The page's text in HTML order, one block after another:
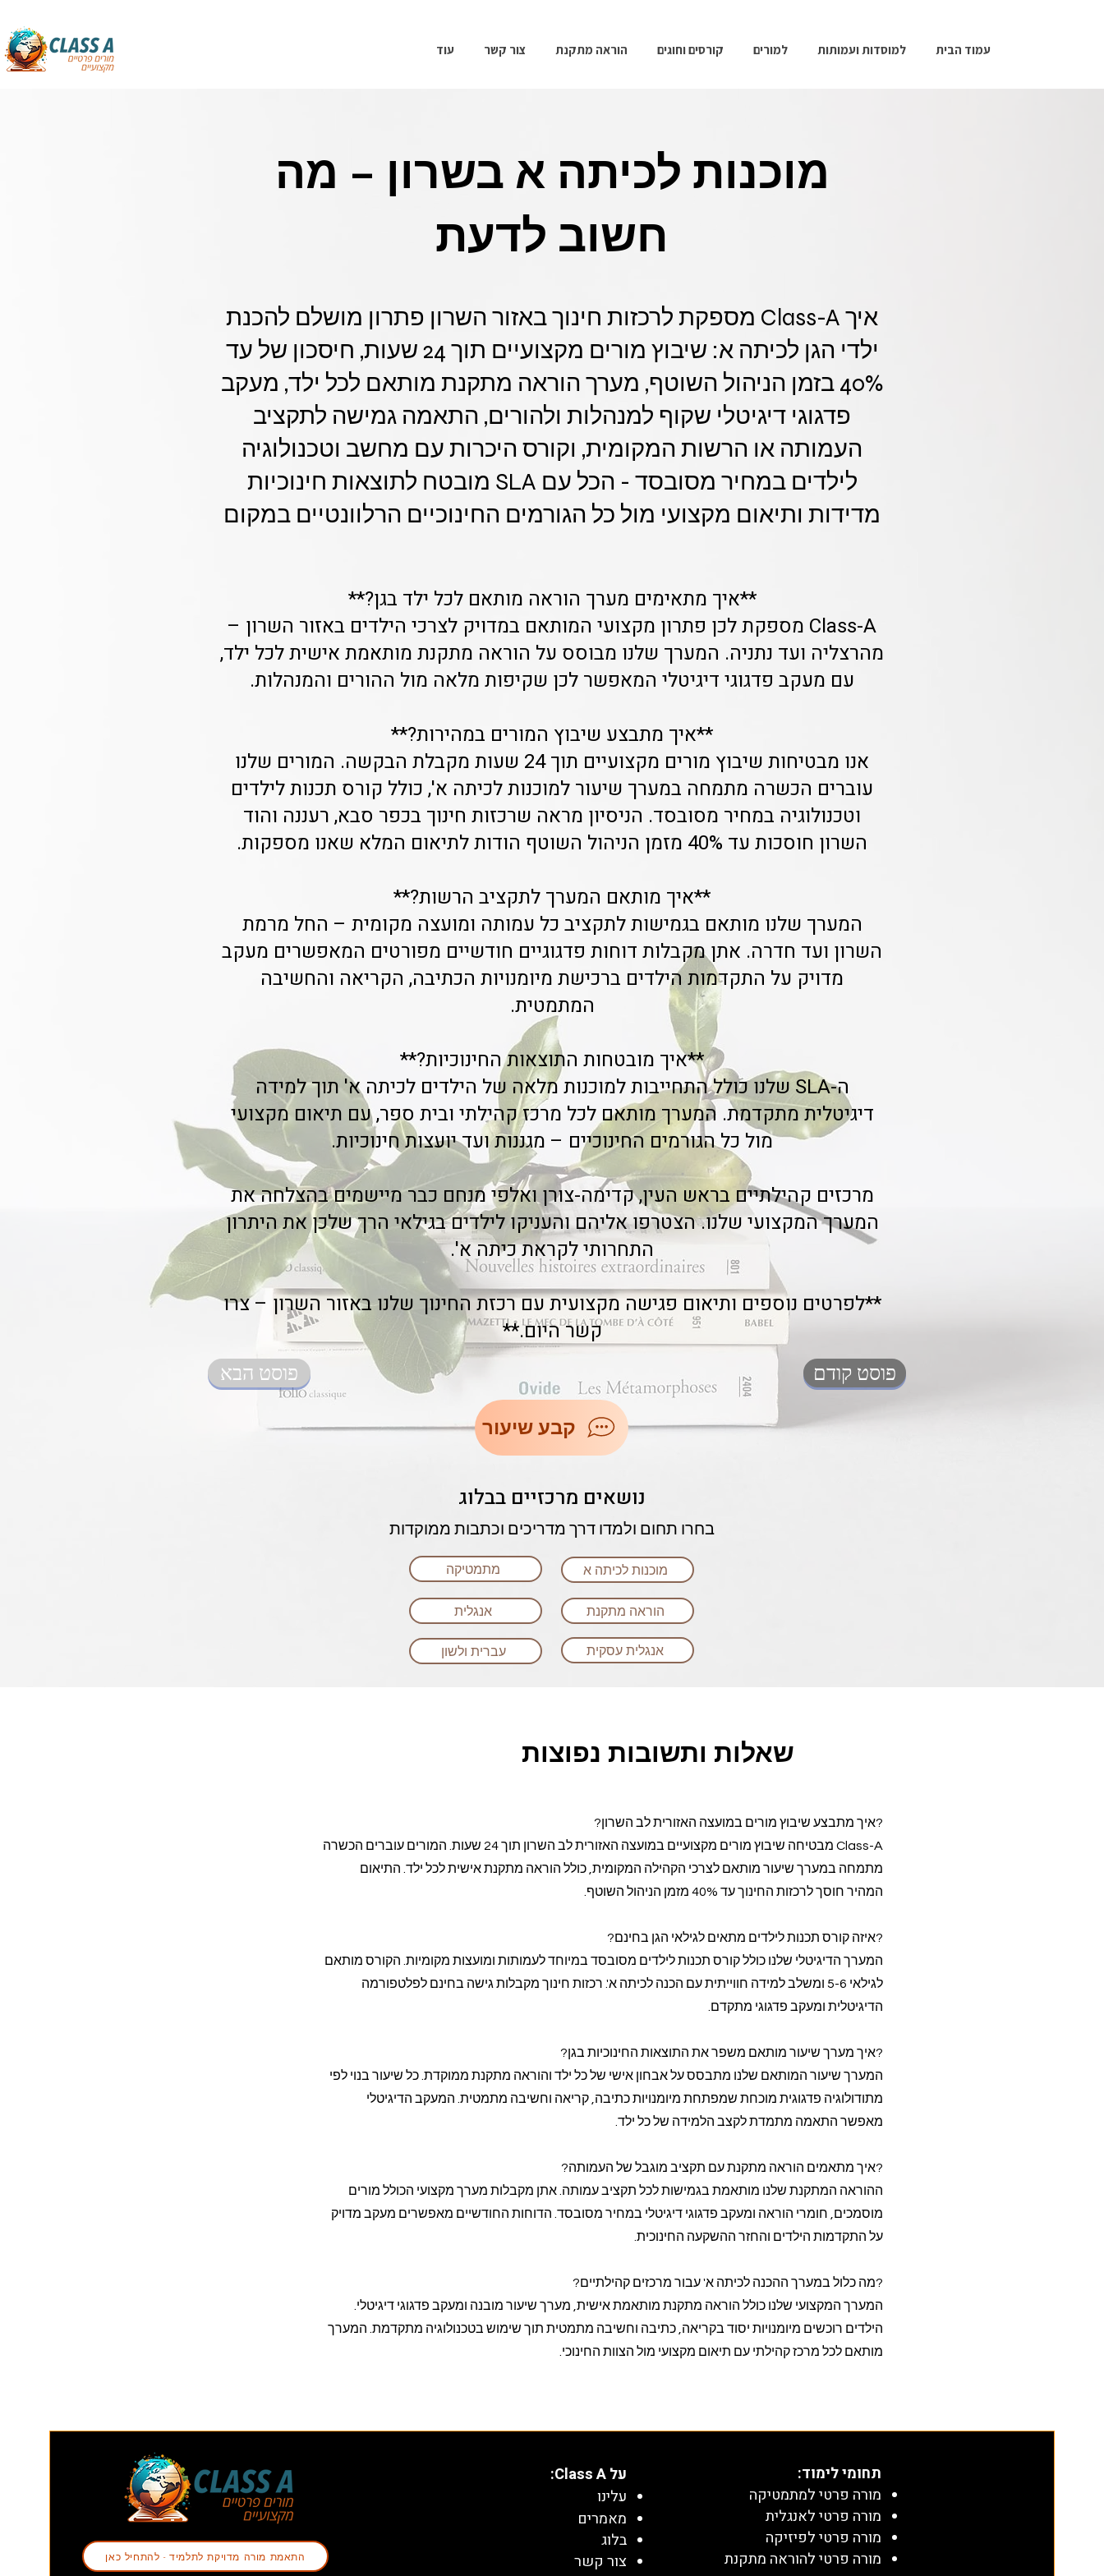
עמוד הבית למוסדות ועמותות למורים קורסים וחוגים הוראה מתקנת צור קשר עוד
מוכנות לכיתה א בשרון – מה
חשוב לדעת
איך Class-A מספקת לרכזות חינוך באזור השרון פתרון מושלם להכנת
ילדי הגן לכיתה א: שיבוץ מורים מקצועיים תוך 24 שעות, חיסכון של עד
40% בזמן הניהול השוטף, מערך הוראה מתקנת מותאם לכל ילד, מעקב
פדגוגי דיגיטלי שקוף למנהלות ולהורים, התאמה גמישה לתקציב
העמותה או הרשות המקומית, וקורס היכרות עם מחשב וטכנולוגיה
לילדים במחיר מסובסד - הכל עם SLA מובטח לתוצאות חינוכיות
מדידות ותיאום מקצועי מול כל הגורמים החינוכיים הרלוונטיים במקום
**איך מתאימים מערך הוראה מותאם לכל ילד בגן?**
Class-A מספקת לכן פתרון מקצועי המותאם במדויק לצרכי הילדים באזור השרון –
מהרצליה ועד נתניה. המערך שלנו מבוסס על הוראה מתקנת מותאמת אישית לכל ילד,
עם מעקב פדגוגי דיגיטלי המאפשר לכן שקיפות מלאה מול ההורים והמנהלות.
**איך מתבצע שיבוץ המורים במהירות?**
אנו מבטיחות שיבוץ מורים מקצועיים תוך 24 שעות מקבלת הבקשה. המורים שלנו
עוברים הכשרה מתמחה במערך שיעור למוכנות לכיתה א', כולל קורס תכנות לילדים
וטכנולוגיה במחיר מסובסד. הניסיון מראה שרכזות חינוך בכפר סבא, רעננה והוד
השרון חוסכות עד 40% מזמן הניהול השוטף הודות לתיאום המלא שאנו מספקות.
**איך מותאם המערך לתקציב הרשות?**
המערך שלנו מותאם בגמישות לתקציב כל עמותה ומועצה מקומית – החל מרמת
השרון ועד חדרה. אתן מקבלות דוחות פדגוגיים חודשיים מפורטים המאפשרים מעקב
מדויק על התקדמות הילדים ברכישת מיומנויות הכתיבה, הקריאה והחשיבה
המתמטית.
**איך מובטחות התוצאות החינוכיות?**
ה-SLA שלנו כולל התחייבות למוכנות מלאה של הילדים לכיתה א' תוך למידה
דיגיטלית מתקדמת. המערך מותאם לכל מרכז קהילתי ובית ספר, עם תיאום מקצועי
מול כל הגורמים החינוכיים – מגננות ועד יועצות חינוכיות.
מרכזים קהילתיים בראש העין, קדימה-צורן ואלפי מנחם כבר מיישמים בהצלחה את
המערך המקצועי שלנו. הצטרפו אליהם והעניקו לילדים בגילאי הרך שלכן את היתרון
התחרותי לקראת כיתה א'.
**לפרטים נוספים ותיאום פגישה מקצועית עם רכזת החינוך שלנו באזור השרון – צרו
קשר היום.**
פוסט הבא פוסט קודם
קבע שיעור
נושאים מרכזיים בבלוג
בחרו תחום ולמדו דרך מדריכים וכתבות ממוקדות
מוכנות לכיתה א מתמטיקה
הוראה מתקנת
אנגלית עסקית
אנגלית
עברית ולשון
שאלות ותשובות נפוצות
?איך מתבצע שיבוץ מורים במועצה האזורית לב השרון?
Class-A מבטיחה שיבוץ מורים מקצועיים במועצה האזורית לב השרון תוך 24 שעות. המורים עוברים הכשרה
מתמחה במערך שיעור מותאם לצרכי הקהילה המקומית, כולל הוראה מתקנת אישית לכל ילד. התיאום
המהיר חוסך לרכזות החינוך עד 40% מזמן הניהול השוטף.
?איזה קורס תכנות לילדים מתאים לגילאי הגן בחינם?
המערך הדיגיטלי שלנו כולל קורס תכנות לילדים מסובסד במיוחד לעמותות ומועצות מקומיות. הקורס מותאם
לגילאי 5-6 ומשלב למידה חווייתית עם הכנה לכיתה א'. רכזות חינוך מקבלות גישה בחינם לפלטפורמה
הדיגיטלית ומעקב פדגוגי מתקדם.
?איך מערך שיעור מותאם משפר את התוצאות החינוכיות בגן?
המערך שיעור המותאם שלנו מתבסס על אבחון אישי של כל ילד והוראה מתקנת ממוקדת. כל שיעור בנוי לפי
מתודולוגיה פדגוגית מוכחת שמפתחת מיומנויות כתיבה, קריאה וחשיבה מתמטית. המעקב הדיגיטלי
מאפשר התאמה מתמדת לקצב הלמידה של כל ילד.
?איך מתאמים הוראה מתקנת עם תקציב מוגבל של העמותה?
ההוראה המתקנת שלנו מותאמת בגמישות לכל תקציב עמותה. אתן מקבלות מערך מקצועי הכולל מורים
מוסמכים, חומרי הוראה ומעקב פדגוגי דיגיטלי במחיר מסובסד. הדוחות החודשיים מאפשרים מעקב מדויק
על התקדמות הילדים והחזר ההשקעה החינוכית.
?מה כלול במערך ההכנה לכיתה א' עבור מרכזים קהילתיים?
המערך המקצועי שלנו כולל הוראה מתקנת מותאמת אישית, מערך שיעור מובנה ומעקב פדגוגי דיגיטלי.
הילדים רוכשים מיומנויות יסוד בקריאה, כתיבה וחשיבה מתמטית תוך שימוש בטכנולוגיה מתקדמת. המערך
מותאם לכל מרכז קהילתי עם תיאום מקצועי מול הצוות החינוכי.
התאמת מורה מדויקת לתלמיד - להתחיל כאן
תחומי לימוד:
מורה פרטי למתמטיקה
מורה פרטי לאנגלית
מורה פרטי לפיזיקה
מורה פרטי להוראה מתקנת
על Class A:
עלינו
מאמרים
בלוג
צור קשר